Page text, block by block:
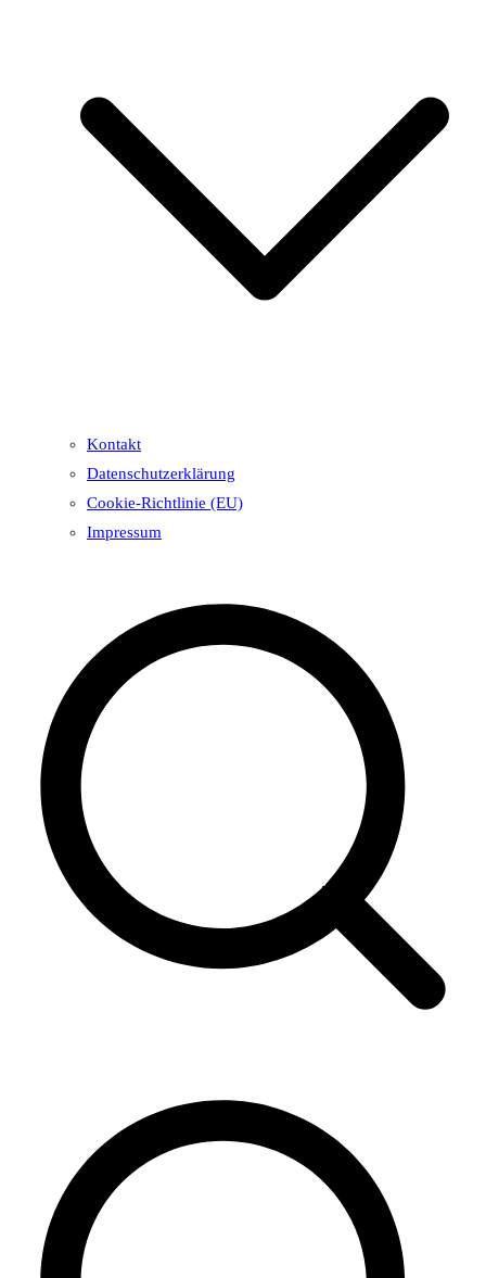
Kontakt
Datenschutzerklärung
Cookie-Richtlinie (EU)
Impressum